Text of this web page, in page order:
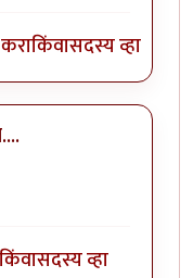
किंवासदस्य व्हा
किंवासदस्य व्हा